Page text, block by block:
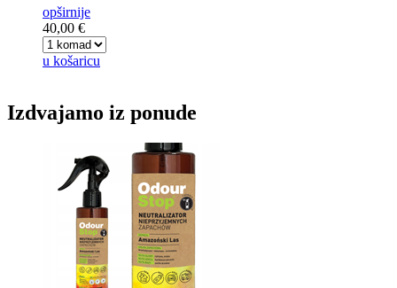
opširnije
40,00 €
u košaricu
Izdvajamo iz ponude